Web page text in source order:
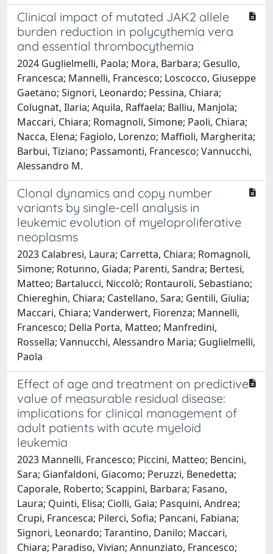
Clinical impact of mutated JAK2 allele
burden reduction in polycythemia vera
and essential thrombocythemia
2024 Guglielmelli, Paola; Mora, Barbara; Gesullo,
Francesca; Mannelli, Francesco; Loscocco, Giuseppe
Gaetano; Signori, Leonardo; Pessina, Chiara;
Colugnat, Ilaria; Aquila, Raffaela; Balliu, Manjola;
Maccari, Chiara; Romagnoli, Simone; Paoli, Chiara;
Nacca, Elena; Fagiolo, Lorenzo; Maffioli, Margherita;
Barbui, Tiziano; Passamonti, Francesco; Vannucchi,
Alessandro M.
Clonal dynamics and copy number
variants by single-cell analysis in
leukemic evolution of myeloproliferative
neoplasms
2023 Calabresi, Laura; Carretta, Chiara; Romagnoli,
Simone; Rotunno, Giada; Parenti, Sandra; Bertesi,
Matteo; Bartalucci, Niccolò; Rontauroli, Sebastiano;
Chiereghin, Chiara; Castellano, Sara; Gentili, Giulia;
Maccari, Chiara; Vanderwert, Fiorenza; Mannelli,
Francesco; Della Porta, Matteo; Manfredini,
Rossella; Vannucchi, Alessandro Maria; Guglielmelli,
Paola
Effect of age and treatment on predictive
value of measurable residual disease:
implications for clinical management of
adult patients with acute myeloid
leukemia
2023 Mannelli, Francesco; Piccini, Matteo; Bencini,
Sara; Gianfaldoni, Giacomo; Peruzzi, Benedetta;
Caporale, Roberto; Scappini, Barbara; Fasano,
Laura; Quinti, Elisa; Ciolli, Gaia; Pasquini, Andrea;
Crupi, Francesca; Pilerci, Sofia; Pancani, Fabiana;
Signori, Leonardo; Tarantino, Danilo; Maccari,
Chiara; Paradiso, Vivian; Annunziato, Francesco;